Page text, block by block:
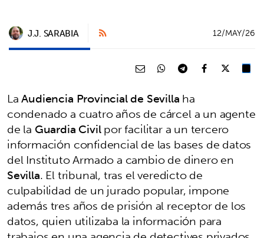
J.J. SARABIA 12/MAY/26
LaAudiencia Provincial de Sevillaha
condenado a cuatro años de cárcel a un agente
de la Guardia Civilpor facilitar a un tercero
información confidencial de las bases de datos
del Instituto Armado a cambio de dinero en
Sevilla. El tribunal, tras el veredicto de
culpabilidad de un jurado popular, impone
además tres años de prisión al receptor de los
datos, quien utilizaba la información para